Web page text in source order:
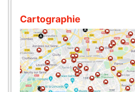
Cartographie